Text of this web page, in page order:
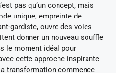
pas qu’un concept, mais
unique, empreinte de
gardiste, ouvre des voies
donner un nouveau souffle
le moment idéal pour
cette approche inspirante
transformation commence